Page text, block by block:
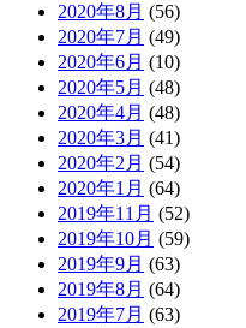
2020年8月 (56)
2020年7月 (49)
2020年6月 (10)
2020年5月 (48)
2020年4月 (48)
2020年3月 (41)
2020年2月 (54)
2020年1月 (64)
2019年11月 (52)
2019年10月 (59)
2019年9月 (63)
2019年8月 (64)
2019年7月 (63)